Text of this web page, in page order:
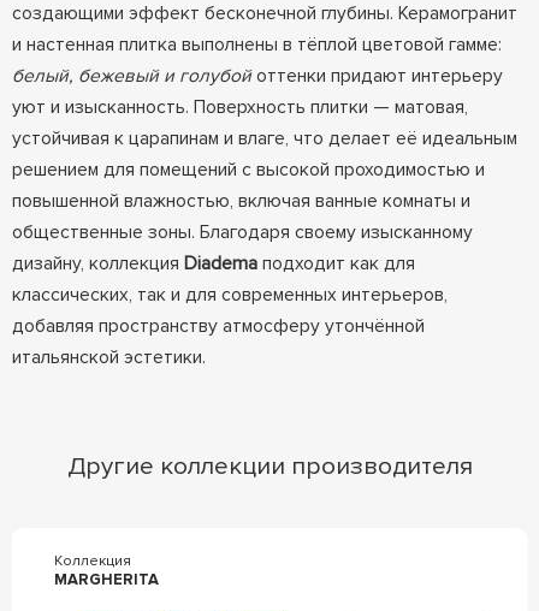
создающими эффект бесконечной глубины. Керамогранит
и настенная плитка выполнены в тёплой цветовой гамме:
белый, бежевый и голубойоттенки придают интерьеру
уют и изысканность. Поверхность плитки — матовая,
устойчивая к царапинам и влаге, что делает её идеальным
решением для помещений с высокой проходимостью и
повышенной влажностью, включая ванные комнаты и
общественные зоны. Благодаря своему изысканному
дизайну, коллекция Diademaподходит как для
классических, так и для современных интерьеров,
добавляя пространству атмосферу утончённой
итальянской эстетики.
Другие коллекции производителя
Коллекция
MARGHERITA